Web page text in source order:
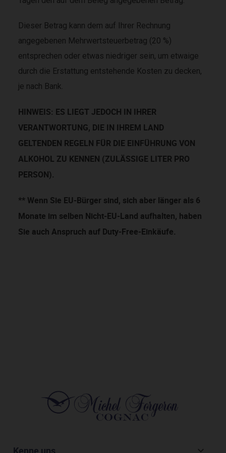
Dieser Betrag kann dem auf Ihrer Rechnung
angegebenen Mehrwertsteuerbetrag (20 %)
entsprechen oder etwas niedriger sein, um etwaige
durch die Erstattung entstehende Kosten zu decken,
je nach Bank.
HINWEIS: ES LIEGT JEDOCH IN IHRER
VERANTWORTUNG, DIE IN IHREM LAND
GELTENDEN REGELN FÜR DIE EINFÜHRUNG VON
ALKOHOL ZU KENNEN (ZULÄSSIGE LITER PRO
PERSON).
** Wenn Sie EU-Bürger sind, sich aber länger als 6
Monate im selben Nicht-EU-Land aufhalten, haben
Sie auch Anspruch auf Duty-Free-Einkäufe.
Kenne uns 